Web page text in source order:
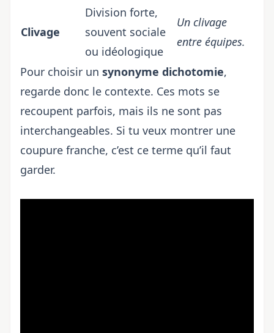
Clivage
Division forte,
souvent sociale
ou idéologique
Un clivage
entre équipes.
Pour choisir un synonyme dichotomie,
regarde donc le contexte. Ces mots se
recoupent parfois, mais ils ne sont pas
interchangeables. Si tu veux montrer une
coupure franche, c’est ce terme qu’il faut
garder.